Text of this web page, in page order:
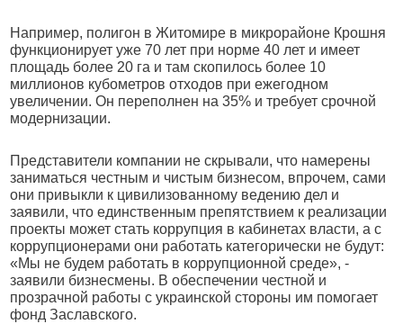
Например, полигон в Житомире в микрорайоне Крошня
функционирует уже 70 лет при норме 40 лет и имеет
площадь более 20 га и там скопилось более 10
миллионов кубометров отходов при ежегодном
увеличении. Он переполнен на 35% и требует срочной
модернизации.
Представители компании не скрывали, что намерены
заниматься честным и чистым бизнесом, впрочем, сами
они привыкли к цивилизованному ведению дел и
заявили, что единственным препятствием к реализации
проекты может стать коррупция в кабинетах власти, а с
коррупционерами они работать категорически не будут:
«Мы не будем работать в коррупционной среде», -
заявили бизнесмены. В обеспечении честной и
прозрачной работы с украинской стороны им помогает
фонд Заславского.